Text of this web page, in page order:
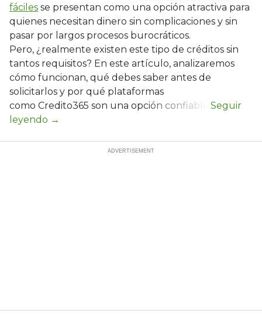
fáciles se presentan como una opción atractiva para
quienes necesitan dinero sin complicaciones y sin
pasar por largos procesos burocráticos.
Pero, ¿realmente existen este tipo de créditos sin
tantos requisitos? En este artículo, analizaremos
cómo funcionan, qué debes saber antes de
solicitarlos y por qué plataformas
como Credito365 son una opción confiable.